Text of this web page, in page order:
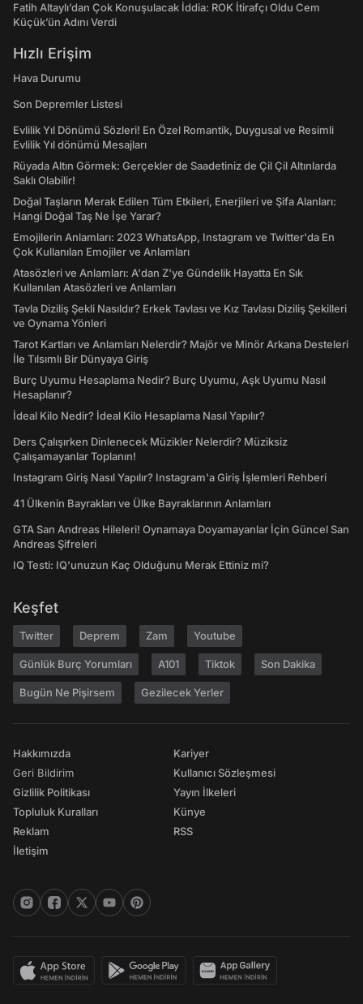
Fatih Altaylı’dan Çok Konuşulacak İddia: ROK İtirafçı Oldu Cem
Küçük’ün Adını Verdi
Hızlı Erişim
Hava Durumu
Son Depremler Listesi
Evlilik Yıl Dönümü Sözleri! En Özel Romantik, Duygusal ve Resimli
Evlilik Yıl dönümü Mesajları
Rüyada Altın Görmek: Gerçekler de Saadetiniz de Çil Çil Altınlarda
Saklı Olabilir!
Doğal Taşların Merak Edilen Tüm Etkileri, Enerjileri ve Şifa Alanları:
Hangi Doğal Taş Ne İşe Yarar?
Emojilerin Anlamları: 2023 WhatsApp, Instagram ve Twitter'da En
Çok Kullanılan Emojiler ve Anlamları
Atasözleri ve Anlamları: A'dan Z'ye Gündelik Hayatta En Sık
Kullanılan Atasözleri ve Anlamları
Tavla Diziliş Şekli Nasıldır? Erkek Tavlası ve Kız Tavlası Diziliş Şekilleri
ve Oynama Yönleri
Tarot Kartları ve Anlamları Nelerdir? Majör ve Minör Arkana Desteleri
İle Tılsımlı Bir Dünyaya Giriş
Burç Uyumu Hesaplama Nedir? Burç Uyumu, Aşk Uyumu Nasıl
Hesaplanır?
İdeal Kilo Nedir? İdeal Kilo Hesaplama Nasıl Yapılır?
Ders Çalışırken Dinlenecek Müzikler Nelerdir? Müziksiz
Çalışamayanlar Toplanın!
Instagram Giriş Nasıl Yapılır? Instagram'a Giriş İşlemleri Rehberi
41 Ülkenin Bayrakları ve Ülke Bayraklarının Anlamları
GTA San Andreas Hileleri! Oynamaya Doyamayanlar İçin Güncel San
Andreas Şifreleri
IQ Testi: IQ'unuzun Kaç Olduğunu Merak Ettiniz mi?
Keşfet
Twitter Deprem Zam Youtube
Günlük Burç Yorumları A101 Tiktok Son Dakika
Bugün Ne Pişirsem Gezilecek Yerler
Hakkımızda
Geri Bildirim
Gizlilik Politikası
Topluluk Kuralları
Reklam
İletişim
Kariyer
Kullanıcı Sözleşmesi
Yayın İlkeleri
Künye
RSS